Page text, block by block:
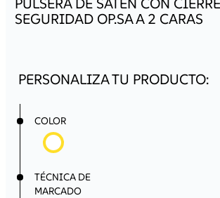
soluciones.
Atención prioritaria – tus pedidos se
¡Regístrate ahora y comienza a aprovechar todos
SEGURIDAD OP.SA A 2 CARAS
COLOR
TÉCNICA DE
MARCADO